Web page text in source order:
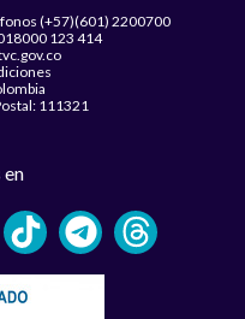
(+57)(601) 2200700
123 414
111321
en